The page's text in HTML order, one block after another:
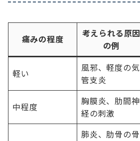
痛みの程度
考えられる原因
の例
軽い
風邪、軽度の気
管支炎
中程度
胸膜炎、肋間神
経の刺激
肺炎、肋骨の骨